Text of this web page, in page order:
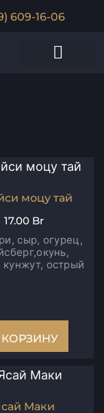
609-16-06
моцу тай
17.00 Br
сыр, огурец,
острый
КОРЗИНУ
Маки